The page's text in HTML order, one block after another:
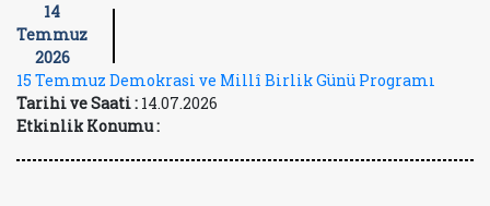
14
Temmuz
2026
15 Temmuz Demokrasi ve Millî Birlik Günü Programı
Tarihi ve Saati : 14.07.2026
Etkinlik Konumu :